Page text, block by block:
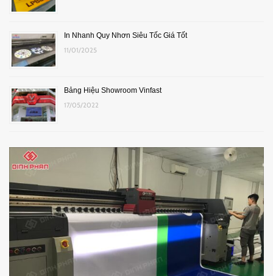
In Nhanh Quy Nhơn Siêu Tốc Giá Tốt
11/01/2025
Bảng Hiệu Showroom Vinfast
17/05/2022